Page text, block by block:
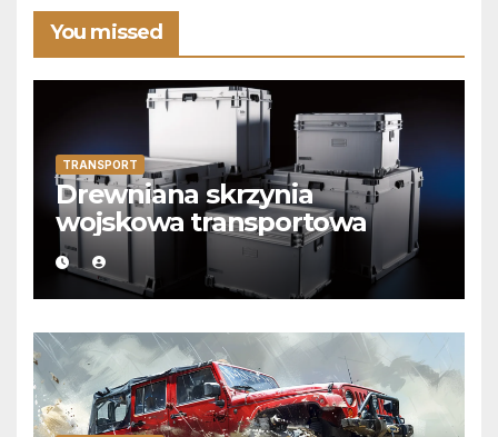
You missed
TRANSPORT
Drewniana skrzynia
wojskowa transportowa